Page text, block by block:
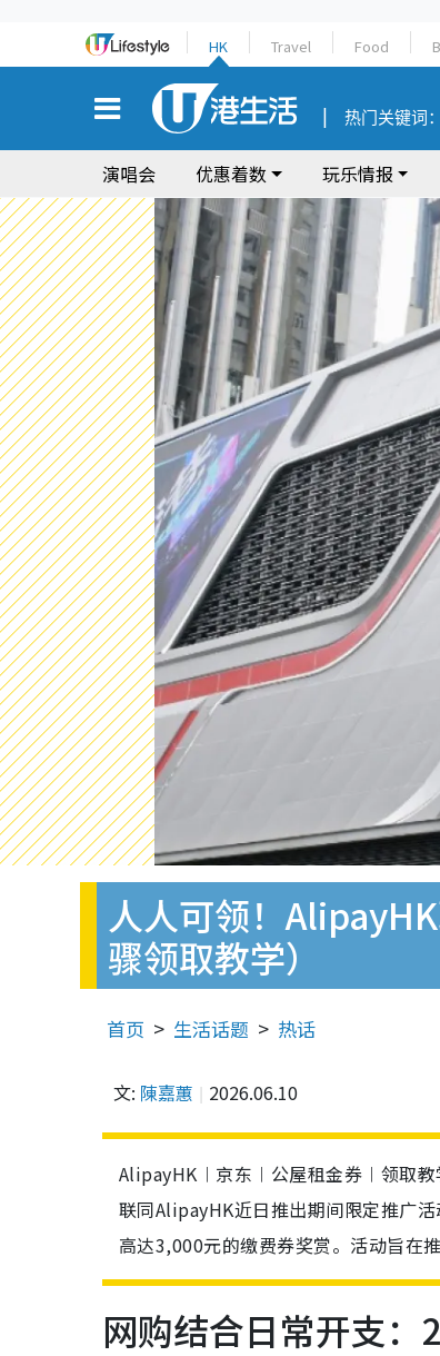
HK Travel Food
热门关键词：
演唱会 优惠着数 玩乐情报
人人可领！
骤领取教学）
首页 生活话题 热话
文: 陳嘉蕙 2026.06.10
AlipayHK︱京东︱公屋租金券︱领取
联同AlipayHK近日推出期间限定推广
高达3,000元的缴费券奖赏。活动旨在
网购结合日常开支